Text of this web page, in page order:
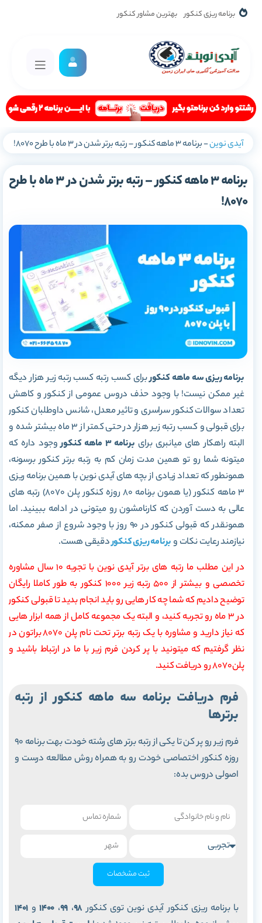
برنامه ریزی کنکور بهترین مشاور کنکور
آیدی نوین-برنامه 3 ماهه کنکور – رتبه برتر شدن در 3 ماه با طرح 8070!
برنامه 3 ماهه کنکور – رتبه برتر شدن در 3 ماه با طرح
8070!
برنامه ریزی سه ماهه کنکوربرای کسب رتبه کسب رتبه زیر هزار دیگه
غیر ممکن نیست! با وجود حذف دروس عمومی از کنکور و کاهش
تعداد سوالات کنکور سراسری و تاثیر معدل، شانس داوطلبان کنکور
برای قبولی و کسب رتبه زیر هزار در حتی کمتر از 3 ماه بیشتر شده و
البته راهکار های میانبری برای برنامه 3 ماهه کنکور
وجود داره که
میتونه شما رو تو همین مدت زمان کم به رتبه برتر کنکور برسونه،
همونطور که تعداد زیادی از بچه های آیدی نوین با همین برنامه ریزی
3 ماهه کنکور (یا همون برنامه 80 روزه کنکور پلن 8070) رتبه های
عالی به دست آوردن که کارنامشون رو میتونی در ادامه ببینید. اما
همونقدر که قبولی کنکور در 90 روز با وجود شروع از صفر ممکنه،
نیازمند رعایت نکات وبرنامه ریزی کنکوردقیقی هست.
در این مطلب ما رتبه های برتر آیدی نوین با تجربه 10 سال مشاوره
تخصصی و بیشتر از 500 رتبه زیر 1000 کنکور به طور کاملا رایگان
توضیح دادیم که شما چه کار هایی رو باید انجام بدید تا قبولی کنکور
در ۳ ماه رو تجربه کنید، و البته یک مجموعه کامل از همه ابزار هایی
که نیاز دارید و مشاوره با یک رتبه برتر تحت نام پلن 8070 براتون در
نظر گرفتیم که میتونید با پر کردن فرم زیر با ما در ارتباط باشید و
پلن8070 رو دریافت کنید.
فرم دریافت برنامه سه ماهه کنکور از رتبه
برترها
فرم زیر رو پر کن تا یکی از رتبه برتر های رشته خودت بهت برنامه 90
روزه کنکور اختصاصی خودت رو به همراه روش مطالعه درست و
اصولی دروس بده:
ثبت مشخصات
با برنامه ریزی کنکور آیدی نوین توی کنکور 98، 99، 1400و 1401